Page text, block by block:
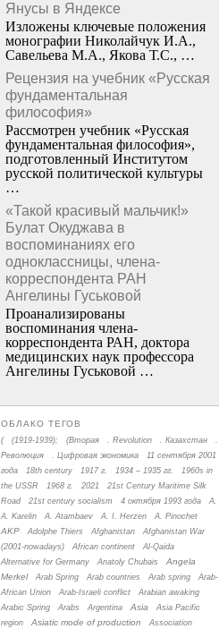
Янусы в Яндексе
Изложены ключевые положения
монографии Николайчук И.А.,
Савельева М.А., Якова Т.С., …
Рецензия на учебник «Русская
фундаментальная
философия»
Рассмотрен учебник «Русская
фундаментальная философия»,
подготовленный Институтом
русской политической культуры
…
«Такой красивый мальчик!»
Булат Окуджава в
воспоминаниях его
одноклассницы, члена-
корреспондента РАН
Ангелины Гуськовой
Проанализированы
воспоминания члена­
корреспондента РАН, доктора
медицинских наук профессора
Ангелины Гуськовой …
ОБЛАКО ТЕГОВ
( (1919-1939); (Вторая . Revolution . Казахстан
.
Революция
. Цифровая экономика
11 сентября 2001
года
18th century 1917 г. 1934 – 1935 гг.
1960s in
the USSR
1968 г. 2021
21st Century Maritime Silk
Road
21st century socialism 4 октября 1993 года
A.
A. Karelin
A. Atambaev A. I. Herzen A. Pinochet
AKP Adolphe Thiers Afghanistan
Afghanistan War
(2001-nowadays)
African continent
Al-Qaida
Alternative for Germany
Anatoly Chubais
Angela
Merkel
Arab Spring Arab countries Arab spring
Arab-
African Union
Arab-Israeli conflict
Arabian awaking
Arabic Spring
Arabs Argentina Asia
Asia Pacific
region
Asiatic mode of production
Association